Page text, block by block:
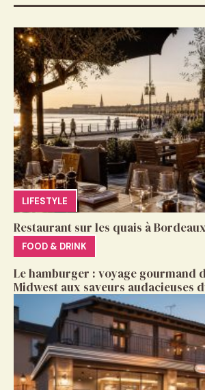
LIFESTYLE
Restaurant sur les quais à
FOOD & DRINK
Le hamburger : voyage gourmand
Midwest aux saveurs audacieuses